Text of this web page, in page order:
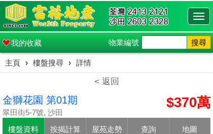
我的收藏 物業編號 搜尋
主頁 › 樓盤搜尋 › 詳情
< 返回
金獅花園 第01期
翠田街5-7號, 沙田
$370萬
樓盤資料 按揭計算 屋苑走勢 查詢 地圖